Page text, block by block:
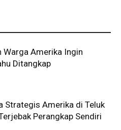
Warga Amerika Ingin
Ditangkap
Strategis Amerika di Teluk
Perangkap Sendiri